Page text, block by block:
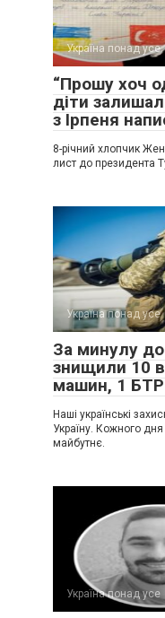
Україна понад усе
“Прошу хоч
діти
з Ірпеня
8-річний хлопчик
лист до президента
Україна понад усе
За минулу
знищили 10
машин, 1 БТР
Наші українські
Україну. Кожного
майбутнє.
Україна понад усе